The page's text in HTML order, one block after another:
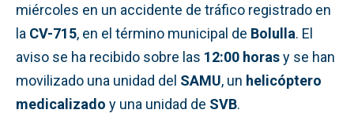
miércoles en un accidente de tráfico registrado en
la CV-715, en el término municipal de Bolulla. El
aviso se ha recibido sobre las 12:00 horasy se han
movilizado una unidad del SAMU, un helicóptero
medicalizado y una unidad de SVB.